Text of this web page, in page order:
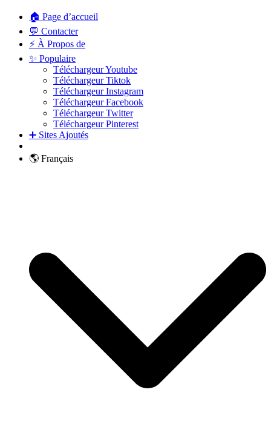
🏠 Page d’accueil
💬 Contacter
⚡ À Propos de
✨ Populaire
Téléchargeur Youtube
Téléchargeur Tiktok
Téléchargeur Instagram
Téléchargeur Facebook
Téléchargeur Twitter
Téléchargeur Pinterest
➕ Sites Ajoutés
🌎 Français